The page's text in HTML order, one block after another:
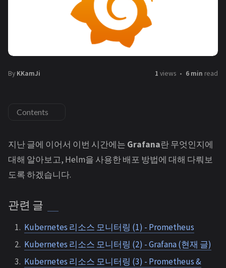
By KKamJi 1 views 6 min read
Contents
지난 글에 이어서 이번 시간에는 Grafana란 무엇인지에
대해 알아보고, Helm을 사용한 배포 방법에 대해 다뤄보
도록 하겠습니다.
관련 글
Kubernetes 리소스 모니터링 (1) - Prometheus
Kubernetes 리소스 모니터링 (2) - Grafana (현재 글)
Kubernetes 리소스 모니터링 (3) - Prometheus &